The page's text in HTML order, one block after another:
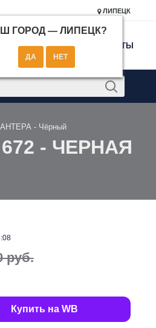
ЛИПЕЦК
ГОРОД — ЛИПЕЦК?
КОНТАКТЫ
- Чёрный
672 - ЧЕРНАЯ
руб.
Купить на WB